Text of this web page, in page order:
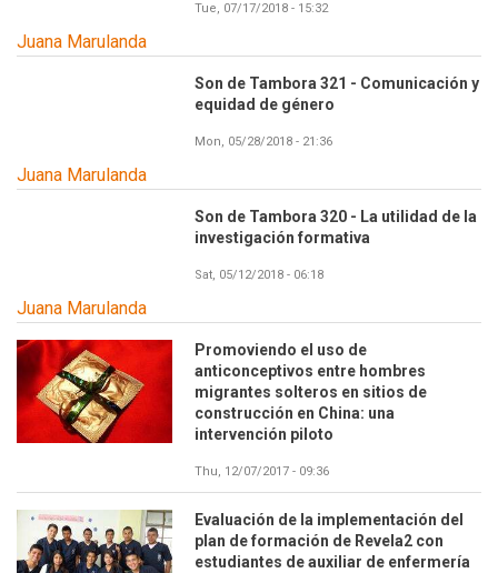
Tue, 07/17/2018 - 15:32
Juana Marulanda
Son de Tambora 321 - Comunicación y
equidad de género
Mon, 05/28/2018 - 21:36
Juana Marulanda
Son de Tambora 320 - La utilidad de la
investigación formativa
Sat, 05/12/2018 - 06:18
Juana Marulanda
Promoviendo el uso de
anticonceptivos entre hombres
migrantes solteros en sitios de
construcción en China: una
intervención piloto
Thu, 12/07/2017 - 09:36
Evaluación de la implementación del
plan de formación de Revela2 con
estudiantes de auxiliar de enfermería